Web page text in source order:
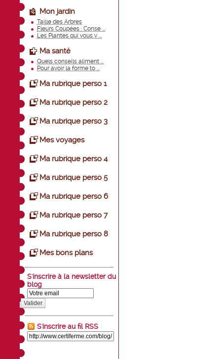
Mon jardin
Taille des Arbres
Fleurs Coupées : Conse ...
Les Plantes qui vous v ...
Ma santé
Quels conseils aliment ...
Pour avoir la forme to ...
Ma rubrique perso 1
Ma rubrique perso 2
Ma rubrique perso 3
Mes voyages
Ma rubrique perso 4
Ma rubrique perso 5
Ma rubrique perso 6
Ma rubrique perso 7
Ma rubrique perso 8
Mes bons plans
S'inscrire à la newsletter du
blog
Valider
S'inscrire au fil RSS